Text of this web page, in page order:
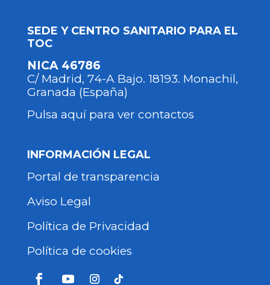
SEDE Y CENTRO SANITARIO PARA EL
TOC
NICA 46786
C/ Madrid, 74-A Bajo. 18193. Monachil,
Granada (España)
Pulsa aquí para ver contactos
INFORMACIÓN LEGAL
Portal de transparencia
Aviso Legal
Política de Privacidad
Política de cookies